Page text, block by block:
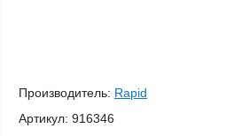
Производитель: Rapid
Артикул: 916346